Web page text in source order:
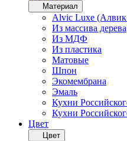
Материал
Alvic Luxe
Из массива дерева
Из МДФ
Из пластика
Матовые
Шпон
Экомембрана
Эмаль
Кухни
Кухни
Цвет
Цвет